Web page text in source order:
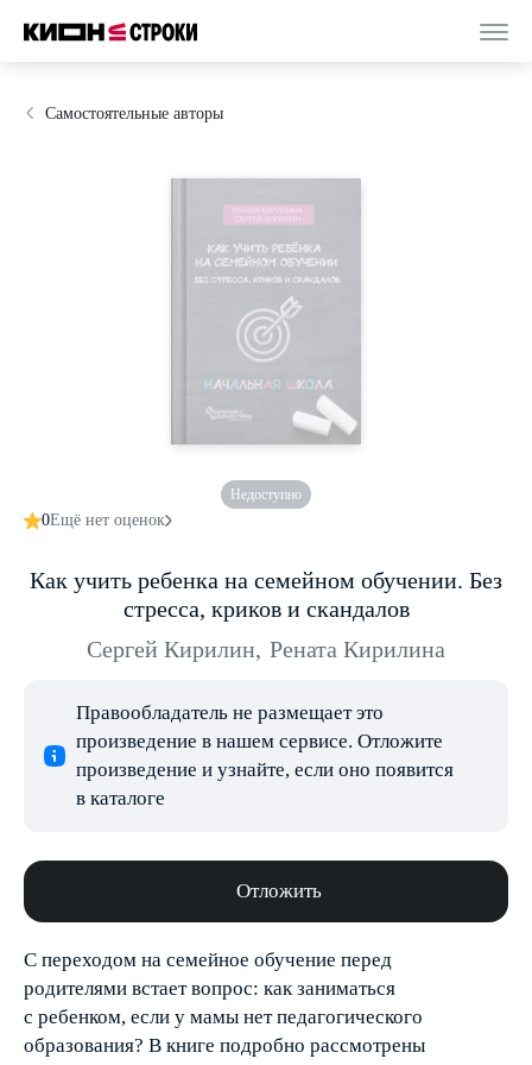
Самостоятельные авторы
Недоступно
0Ещё нет оценок
Как учить ребенка на семейном обучении. Без
стресса, криков и скандалов
Сергей Кирилин, Рената Кирилина
Правообладатель не размещает это
произведение в нашем сервисе. Отложите
произведение и узнайте, если оно появится
в каталоге
Отложить
С переходом на семейное обучение перед
родителями встает вопрос: как заниматься
с ребенком, если у мамы нет педагогического
образования? В книге подробно рассмотрены